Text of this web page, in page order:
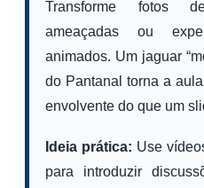
Transforme fotos
ameaçadas ou
animados. Um jaguar
do Pantanal torna a
envolvente do que um
Ideia prática: Use
para introduzir